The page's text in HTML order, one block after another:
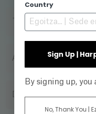
TÍTULO
AÑO
Country
Sign Up |
By signing up,
No, Thank You |